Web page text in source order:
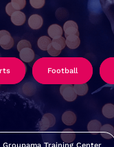
Football
Groupama Training Center